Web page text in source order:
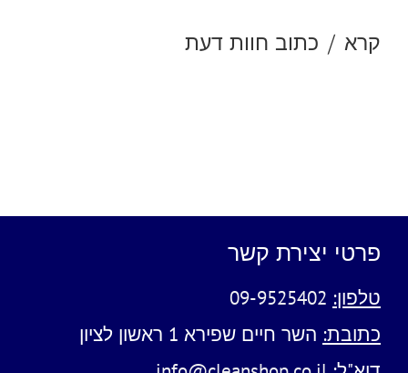
קרא / כתוב חוות דעת
פרטי יצירת קשר
טלפון: 09-9525402
כתובת: השר חיים שפירא 1 ראשון לציון